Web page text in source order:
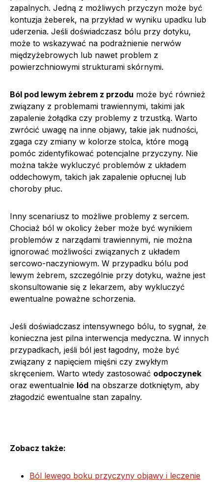
zapalnych. Jedną z możliwych przyczyn może być
kontuzja żeberek, na przykład w wyniku upadku lub
uderzenia. Jeśli doświadczasz bólu przy dotyku,
może to wskazywać na podrażnienie nerwów
międzyżebrowych lub nawet problem z
powierzchniowymi strukturami skórnymi.
Ból pod lewym żebrem z przodu może być również
związany z problemami trawiennymi, takimi jak
zapalenie żołądka czy problemy z trzustką. Warto
zwrócić uwagę na inne objawy, takie jak nudności,
zgaga czy zmiany w kolorze stolca, które mogą
pomóc zidentyfikować potencjalne przyczyny. Nie
można także wykluczyć problemów z układem
oddechowym, takich jak zapalenie opłucnej lub
choroby płuc.
Inny scenariusz to możliwe problemy z sercem.
Chociaż ból w okolicy żeber może być wynikiem
problemów z narządami trawiennymi, nie można
ignorować możliwości związanych z układem
sercowo-naczyniowym. W przypadku bólu pod
lewym żebrem, szczególnie przy dotyku, ważne jest
skonsultowanie się z lekarzem, aby wykluczyć
ewentualne poważne schorzenia.
Jeśli doświadczasz intensywnego bólu, to sygnał, że
konieczna jest pilna interwencja medyczna. W innych
przypadkach, jeśli ból jest łagodny, może być
związany z napięciem mięśni czy zwykłym
skręceniem. Warto wtedy zastosować odpoczynek
oraz ewentualnie lód na obszarze dotkniętym, aby
złagodzić ewentualne stan zapalny.
Zobacz także:
Ból lewego boku przyczyny objawy i leczenie